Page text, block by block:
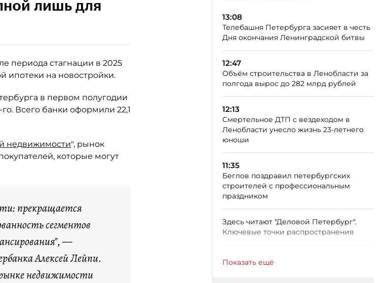
лишь для
периода стагнации в 2025
ипотеки на новостройки.
в первом полугодии
Всего банки оформили 22,1
недвижимости", рынок
которые могут
прекращается
сегментов
—
Алексей Лейпи.
недвижимости
13:08
Телебашня Петербурга засияет в честь
Дня окончания Ленинградской битвы
12:47
Объём строительства в Ленобласти за
полгода вырос до 282 млрд рублей
12:13
Смертельное ДТП с вездеходом в
Ленобласти унесло жизнь 23-летнего
юноши
11:35
Беглов поздравил петербургских
строителей с профессиональным
праздником
Здесь читают "Деловой Петербург".
Ключевые точки распространения
Показать ещё